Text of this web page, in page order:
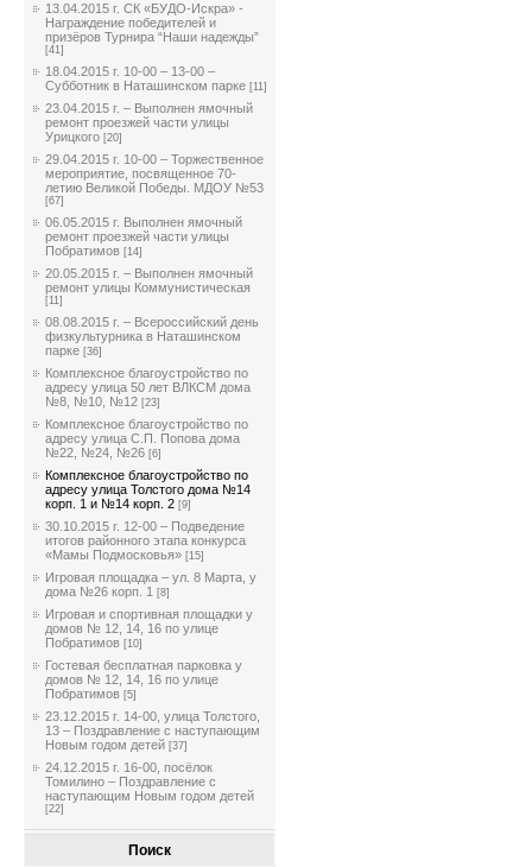
13.04.2015 г. СК «БУДО-Искра» -
Награждение победителей и
призёров Турнира “Наши надежды”
[41]
18.04.2015 г. 10-00 – 13-00 –
Субботник в Наташинском парке [11]
23.04.2015 г. – Выполнен ямочный
ремонт проезжей части улицы
Урицкого [20]
29.04.2015 г. 10-00 – Торжественное
мероприятие, посвященное 70-
летию Великой Победы. МДОУ №53
[67]
06.05.2015 г. Выполнен ямочный
ремонт проезжей части улицы
Побратимов [14]
20.05.2015 г. – Выполнен ямочный
ремонт улицы Коммунистическая
[11]
08.08.2015 г. – Всероссийский день
физкультурника в Наташинском
парке [36]
Комплексное благоустройство по
адресу улица 50 лет ВЛКСМ дома
№8, №10, №12 [23]
Комплексное благоустройство по
адресу улица С.П. Попова дома
№22, №24, №26 [6]
Комплексное благоустройство по
адресу улица Толстого дома №14
корп. 1 и №14 корп. 2 [9]
30.10.2015 г. 12-00 – Подведение
итогов районного этапа конкурса
«Мамы Подмосковья» [15]
Игровая площадка – ул. 8 Марта, у
дома №26 корп. 1 [8]
Игровая и спортивная площадки у
домов № 12, 14, 16 по улице
Побратимов [10]
Гостевая бесплатная парковка у
домов № 12, 14, 16 по улице
Побратимов [5]
23.12.2015 г. 14-00, улица Толстого,
13 – Поздравление с наступающим
Новым годом детей [37]
24.12.2015 г. 16-00, посёлок
Томилино – Поздравление с
наступающим Новым годом детей
[22]
Поиск